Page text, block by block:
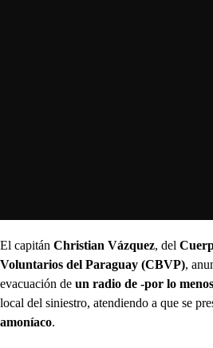
El capitán Christian Vázquez, del
Voluntarios del Paraguay (CBVP),
evacuación de un radio de -por lo
local del siniestro, atendiendo a que se
amoníaco.